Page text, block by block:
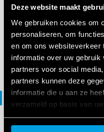
Deze website maakt
We gebruiken cookies om
personaliseren, om
en om ons websiteverkeer
informatie over uw
partners voor social
partners kunnen deze
informatie die u aan ze
verzameld op basis van
Cookie policy.
VERKLARING VAN
DoC 7E Series
EN|| . PDF
File 3D